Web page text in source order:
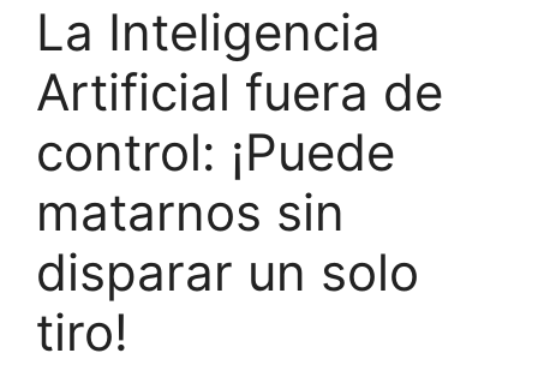
La Inteligencia
Artificial fuera de
control: ¡Puede
matarnos sin
disparar un solo
tiro!